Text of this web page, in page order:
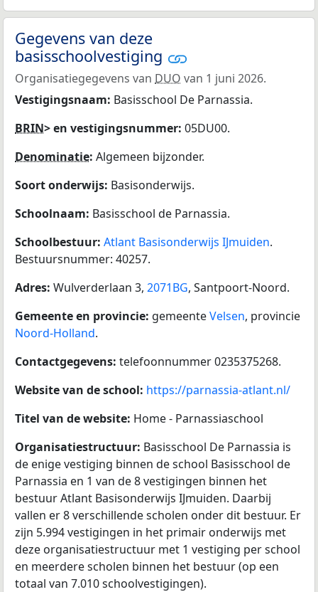
Gegevens van deze
basisschoolvestiging
Organisatiegegevens van DUO van 1 juni 2026.
Vestigingsnaam: Basisschool De Parnassia.
BRIN> en vestigingsnummer: 05DU00.
Denominatie: Algemeen bijzonder.
Soort onderwijs: Basisonderwijs.
Schoolnaam: Basisschool de Parnassia.
Schoolbestuur: Atlant Basisonderwijs IJmuiden.
Bestuursnummer: 40257.
Adres: Wulverderlaan 3, 2071BG, Santpoort-Noord.
Gemeente en provincie: gemeenteVelsen, provincie
Noord-Holland.
Contactgegevens: telefoonnummer 0235375268.
Website van de school: https://parnassia-atlant.nl/
Titel van de website: Home - Parnassiaschool
Organisatiestructuur: Basisschool De Parnassia is
de enige vestiging binnen de school Basisschool de
Parnassia en 1 van de 8 vestigingen binnen het
bestuur Atlant Basisonderwijs IJmuiden. Daarbij
vallen er 8 verschillende scholen onder dit bestuur. Er
zijn 5.994 vestigingen in het primair onderwijs met
deze organisatiestructuur met 1 vestiging per school
en meerdere scholen binnen het bestuur (op een
totaal van 7.010 schoolvestigingen).